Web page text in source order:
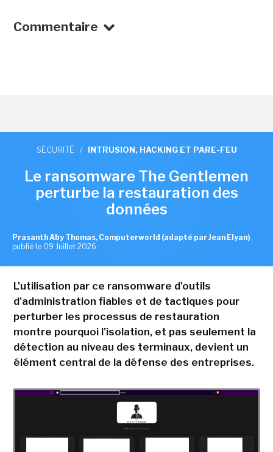
Commentaire
SÉCURITÉ / INTRUSION, HACKING ET PARE-FEU
Le ransomware The Gentlemen
perturbe la restauration des
données
Prasanth Aby Thomas, Computerworld (adapté par Jean Elyan) ,
publié le 09 Juillet 2026
L'utilisation par ce ransomware d'outils
d'administration fiables et de tactiques pour
perturber les processus de restauration
montre pourquoi l'isolation, et pas seulement la
détection au niveau des terminaux, devient un
élément central de la défense des entreprises.